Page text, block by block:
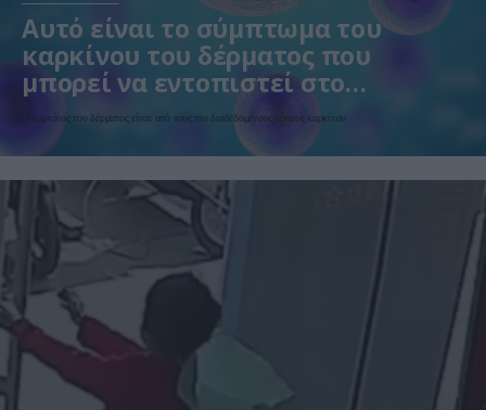
Αυτό είναι το σύμπτωμα του
καρκίνου του δέρματος που
μπορεί να εντοπιστεί στο
κομμωτήριο! – Τι δείχνει νέα
έρευνα
Ο καρκίνος του δέρματος είναι από τους πιο διαδεδομένους τύπους καρκίνου